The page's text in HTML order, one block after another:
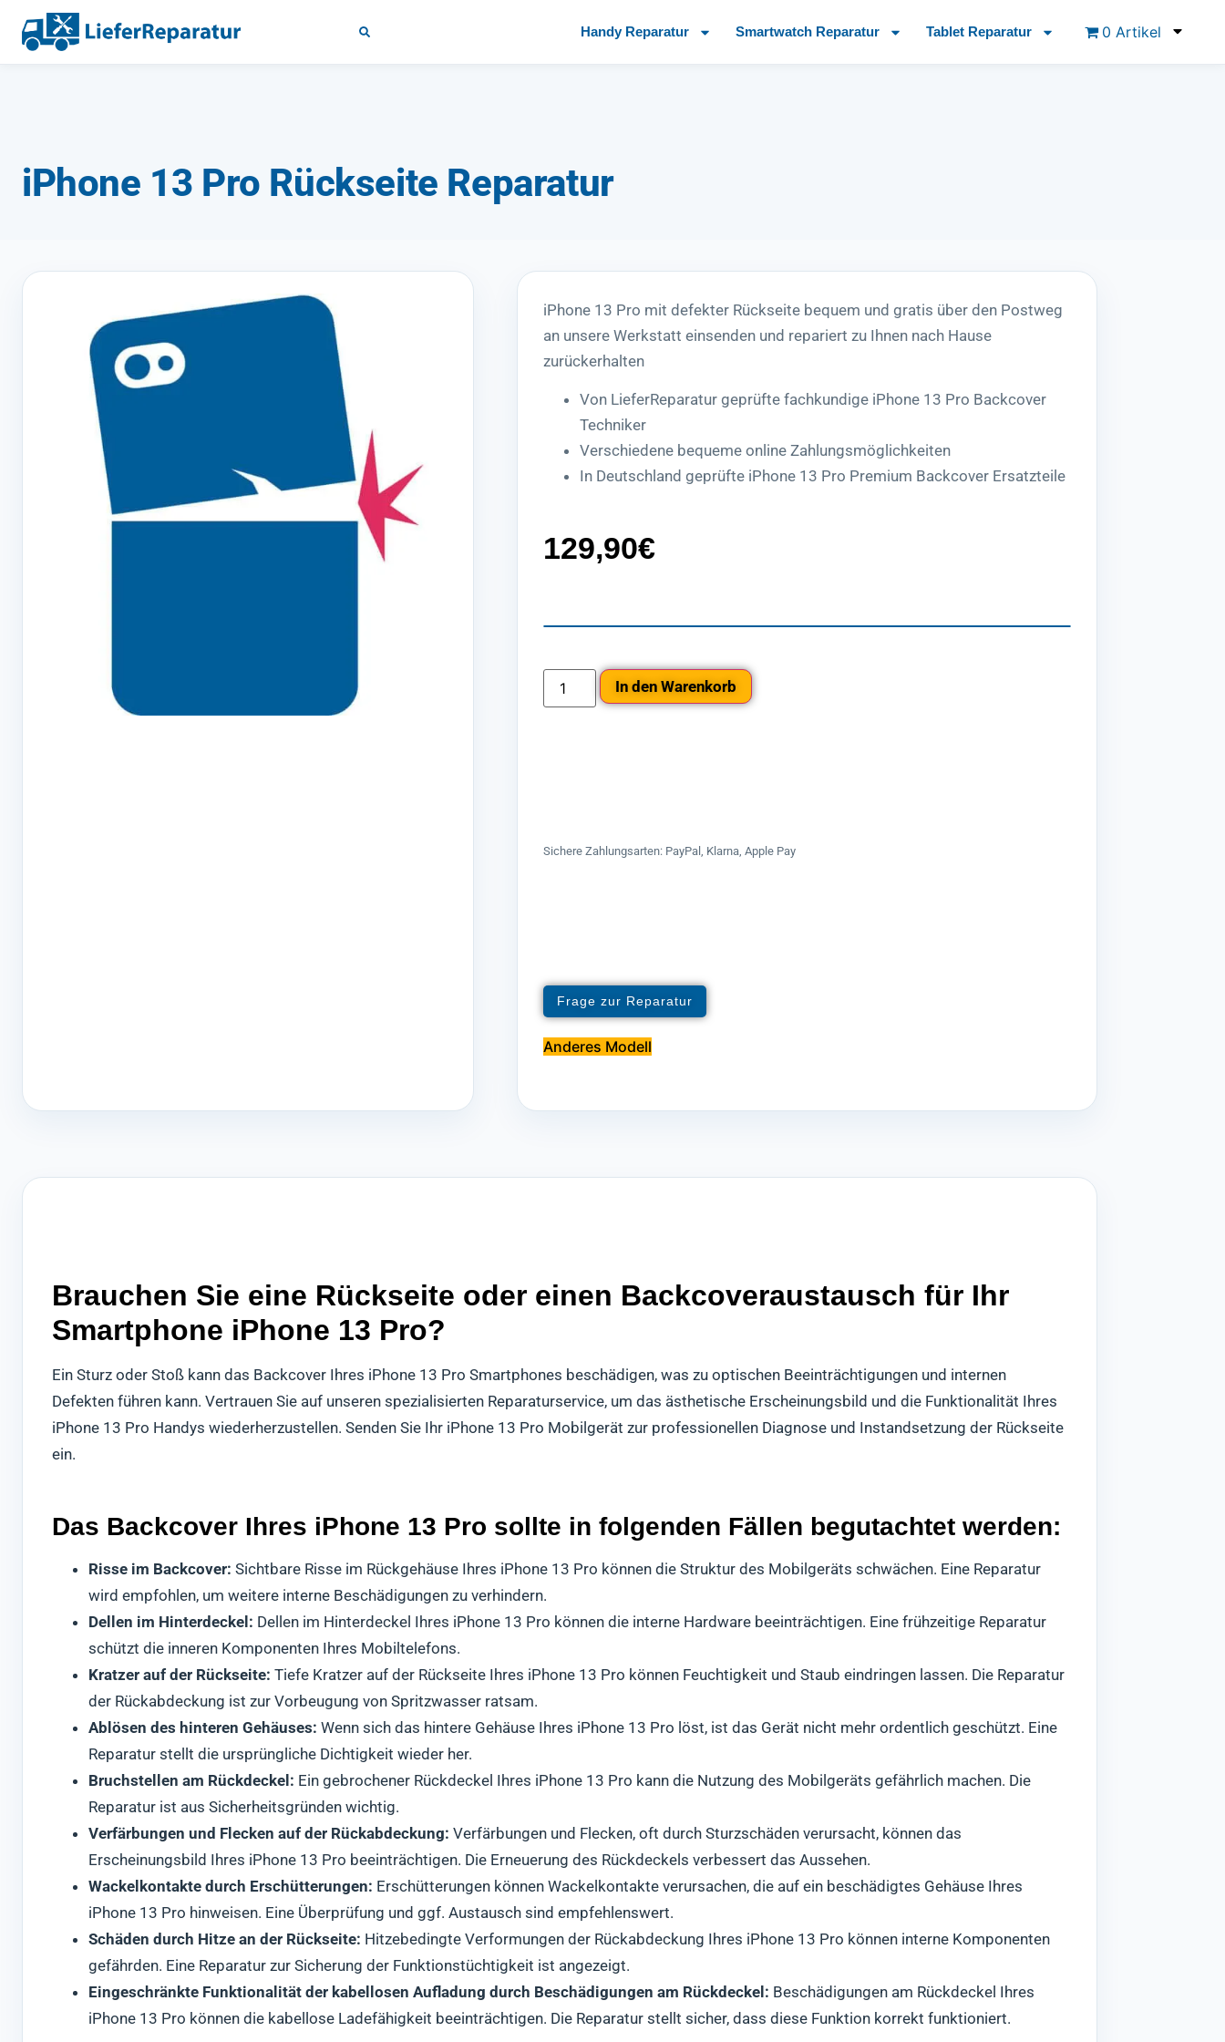
Handy Reparatur Smartwatch Reparatur Tablet Reparatur 0 Artikel
iPhone 13 Pro Rückseite Reparatur
iPhone 13 Pro mit defekter Rückseite bequem und gratis über den Postweg
an unsere Werkstatt einsenden und repariert zu Ihnen nach Hause
zurückerhalten
Von LieferReparatur geprüfte fachkundige iPhone 13 Pro Backcover
Techniker
Verschiedene bequeme online Zahlungsmöglichkeiten
In Deutschland geprüfte iPhone 13 Pro Premium Backcover Ersatzteile
129,90€
In den Warenkorb
Sichere Zahlungsarten: PayPal, Klarna, Apple Pay
Frage zur Reparatur
Anderes Modell
Brauchen Sie eine Rückseite oder einen Backcoveraustausch für Ihr
Smartphone iPhone 13 Pro?
Ein Sturz oder Stoß kann das Backcover Ihres iPhone 13 Pro Smartphones beschädigen, was zu optischen Beeinträchtigungen und internen
Defekten führen kann. Vertrauen Sie auf unseren spezialisierten Reparaturservice, um das ästhetische Erscheinungsbild und die Funktionalität Ihres
iPhone 13 Pro Handys wiederherzustellen. Senden Sie Ihr iPhone 13 Pro Mobilgerät zur professionellen Diagnose und Instandsetzung der Rückseite
ein.
Das Backcover Ihres iPhone 13 Pro sollte in folgenden Fällen begutachtet werden:
Risse im Backcover: Sichtbare Risse im Rückgehäuse Ihres iPhone 13 Pro können die Struktur des Mobilgeräts schwächen. Eine Reparatur
wird empfohlen, um weitere interne Beschädigungen zu verhindern.
Dellen im Hinterdeckel: Dellen im Hinterdeckel Ihres iPhone 13 Pro können die interne Hardware beeinträchtigen. Eine frühzeitige Reparatur
schützt die inneren Komponenten Ihres Mobiltelefons.
Kratzer auf der Rückseite: Tiefe Kratzer auf der Rückseite Ihres iPhone 13 Pro können Feuchtigkeit und Staub eindringen lassen. Die Reparatur
der Rückabdeckung ist zur Vorbeugung von Spritzwasser ratsam.
Ablösen des hinteren Gehäuses: Wenn sich das hintere Gehäuse Ihres iPhone 13 Pro löst, ist das Gerät nicht mehr ordentlich geschützt. Eine
Reparatur stellt die ursprüngliche Dichtigkeit wieder her.
Bruchstellen am Rückdeckel: Ein gebrochener Rückdeckel Ihres iPhone 13 Pro kann die Nutzung des Mobilgeräts gefährlich machen. Die
Reparatur ist aus Sicherheitsgründen wichtig.
Verfärbungen und Flecken auf der Rückabdeckung: Verfärbungen und Flecken, oft durch Sturzschäden verursacht, können das
Erscheinungsbild Ihres iPhone 13 Pro beeinträchtigen. Die Erneuerung des Rückdeckels verbessert das Aussehen.
Wackelkontakte durch Erschütterungen: Erschütterungen können Wackelkontakte verursachen, die auf ein beschädigtes Gehäuse Ihres
iPhone 13 Pro hinweisen. Eine Überprüfung und ggf. Austausch sind empfehlenswert.
Schäden durch Hitze an der Rückseite: Hitzebedingte Verformungen der Rückabdeckung Ihres iPhone 13 Pro können interne Komponenten
gefährden. Eine Reparatur zur Sicherung der Funktionstüchtigkeit ist angezeigt.
Eingeschränkte Funktionalität der kabellosen Aufladung durch Beschädigungen am Rückdeckel: Beschädigungen am Rückdeckel Ihres
iPhone 13 Pro können die kabellose Ladefähigkeit beeinträchtigen. Die Reparatur stellt sicher, dass diese Funktion korrekt funktioniert.